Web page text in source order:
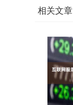
相关文章